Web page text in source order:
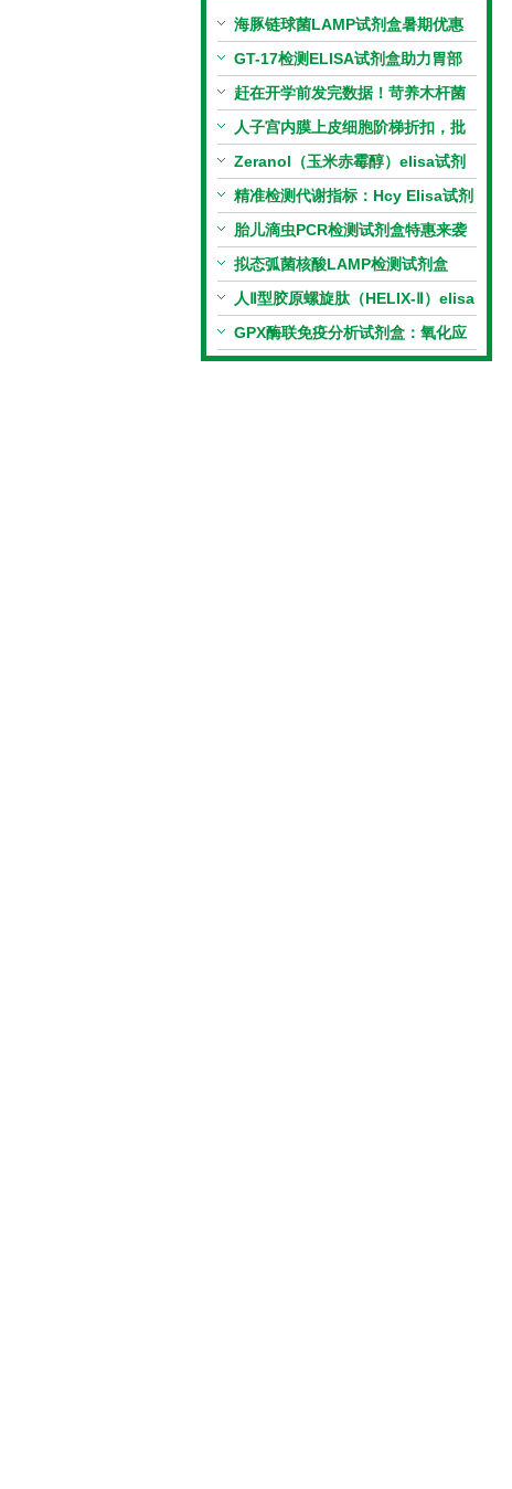
海豚链球菌LAMP试剂盒暑期优惠
GT-17检测ELISA试剂盒助力胃部
相关指标样本定量研究
赶在开学前发完数据！苛养木杆菌
PCR检测试剂盒暑假优惠开启
人子宫内膜上皮细胞阶梯折扣，批
量更划算
Zeranol（玉米赤霉醇）elisa试剂
盒特惠
精准检测代谢指标：Hcy Elisa试剂
盒的科研应用与技术特点
胎儿滴虫PCR检测试剂盒特惠来袭
拟态弧菌核酸LAMP检测试剂盒
（恒温荧光法）新品上市优惠活动
人Ⅱ型胶原螺旋肽（HELIX-Ⅱ）elisa
试剂盒科研优惠活动开启
GPX酶联免疫分析试剂盒：氧化应
激研究精准检测工具